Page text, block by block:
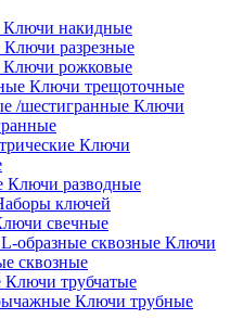
Ключи накидные
Ключи разрезные
Ключи рожковые
Ключи трещоточные
Ключи
Ключи
Ключи разводные
ключей
свечные
Ключи
сквозные
Ключи трубчатые
Ключи трубные